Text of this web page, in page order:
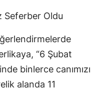
Seferber Oldu
“6 Şubat
binlerce canımızı
alanda 11